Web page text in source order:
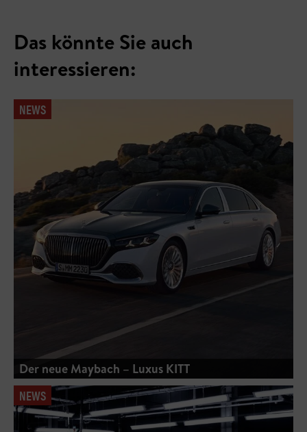
Das könnte Sie auch
interessieren:
NEWS
Der neue Maybach – Luxus KITT
NEWS